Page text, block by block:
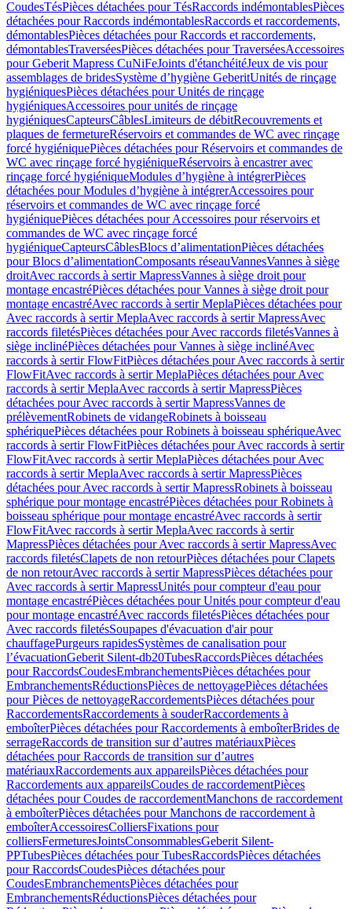
CoudesTésPièces détachées pour TésRaccords indémontablesPièces
détachées pour Raccords indémontablesRaccords et raccordements,
démontablesPièces détachées pour Raccords et raccordements,
démontablesTraverséesPièces détachées pour TraverséesAccessoires
pour Geberit Mapress CuNiFeJoints d'étanchéitéJeux de vis pour
assemblages de bridesSystème d’hygiène GeberitUnités de rinçage
hygiéniquesPièces détachées pour Unités de rinçage
hygiéniquesAccessoires pour unités de rinçage
hygiéniquesCapteursCâblesLimiteurs de débitRecouvrements et
plaques de fermetureRéservoirs et commandes de WC avec rinçage
forcé hygiéniquePièces détachées pour Réservoirs et commandes de
WC avec rinçage forcé hygiéniqueRéservoirs à encastrer avec
rinçage forcé hygiéniqueModules d’hygiène à intégrerPièces
détachées pour Modules d’hygiène à intégrerAccessoires pour
réservoirs et commandes de WC avec rinçage forcé
hygiéniquePièces détachées pour Accessoires pour réservoirs et
commandes de WC avec rinçage forcé
hygiéniqueCapteursCâblesBlocs d’alimentationPièces détachées
pour Blocs d’alimentationComposants réseauVannesVannes à siège
droitAvec raccords à sertir MapressVannes à siège droit pour
montage encastréPièces détachées pour Vannes à siège droit pour
montage encastréAvec raccords à sertir MeplaPièces détachées pour
Avec raccords à sertir MeplaAvec raccords à sertir MapressAvec
raccords filetésPièces détachées pour Avec raccords filetésVannes à
siège inclinéPièces détachées pour Vannes à siège inclinéAvec
raccords à sertir FlowFitPièces détachées pour Avec raccords à sertir
FlowFitAvec raccords à sertir MeplaPièces détachées pour Avec
raccords à sertir MeplaAvec raccords à sertir MapressPièces
détachées pour Avec raccords à sertir MapressVannes de
prélèvementRobinets de vidangeRobinets à boisseau
sphériquePièces détachées pour Robinets à boisseau sphériqueAvec
raccords à sertir FlowFitPièces détachées pour Avec raccords à sertir
FlowFitAvec raccords à sertir MeplaPièces détachées pour Avec
raccords à sertir MeplaAvec raccords à sertir MapressPièces
détachées pour Avec raccords à sertir MapressRobinets à boisseau
sphérique pour montage encastréPièces détachées pour Robinets à
boisseau sphérique pour montage encastréAvec raccords à sertir
FlowFitAvec raccords à sertir MeplaAvec raccords à sertir
MapressPièces détachées pour Avec raccords à sertir MapressAvec
raccords filetésClapets de non retourPièces détachées pour Clapets
de non retourAvec raccords à sertir MapressPièces détachées pour
Avec raccords à sertir MapressUnités pour compteur d'eau pour
montage encastréPièces détachées pour Unités pour compteur d'eau
pour montage encastréAvec raccords filetésPièces détachées pour
Avec raccords filetésSoupapes d'évacuation d'air pour
chauffagePurgeurs rapidesSystèmes de canalisation pour
l’évacuationGeberit Silent-db20TubesRaccordsPièces détachées
pour RaccordsCoudesEmbranchementsPièces détachées pour
EmbranchementsRéductionsPièces de nettoyagePièces détachées
pour Pièces de nettoyageRaccordementsPièces détachées pour
RaccordementsRaccordements à souderRaccordements à
emboîterPièces détachées pour Raccordements à emboîterBrides de
serrageRaccords de transition sur d’autres matériauxPièces
détachées pour Raccords de transition sur d’autres
matériauxRaccordements aux appareilsPièces détachées pour
Raccordements aux appareilsCoudes de raccordementPièces
détachées pour Coudes de raccordementManchons de raccordement
à emboîterPièces détachées pour Manchons de raccordement à
emboîterAccessoiresColliersFixations pour
colliersFermeturesJointsConsommablesGeberit Silent-
PPTubesPièces détachées pour TubesRaccordsPièces détachées
pour RaccordsCoudesPièces détachées pour
CoudesEmbranchementsPièces détachées pour
EmbranchementsRéductionsPièces détachées pour